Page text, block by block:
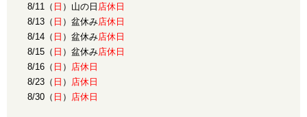
8/11（ 日 ）山の日 店休日
8/13（ 日 ）盆休み店休日
8/14（ 日 ）盆休み店休日
8/15（ 日 ）盆休み店休日
8/16（ 日 ）
店休日
8/23（ 日 ）
店休日
8/30（ 日 ） 店休日